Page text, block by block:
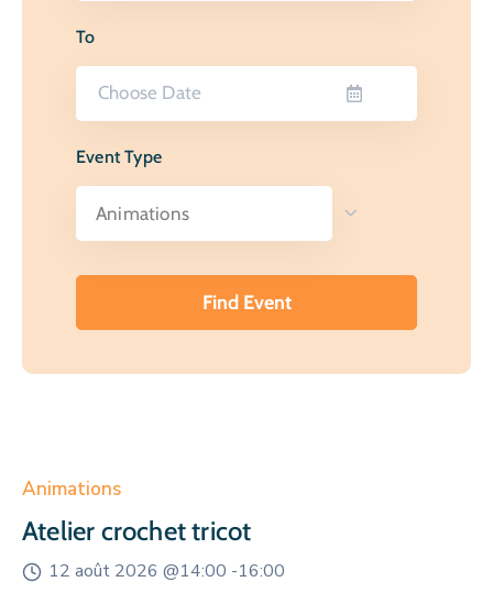
To
Event Type
Animations
Animations
Atelier crochet tricot
12 août 2026 @14:00 -16:00